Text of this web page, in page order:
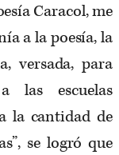
Caracol, me
a la poesía, la
versada, para
las escuelas
la cantidad de
se logró que